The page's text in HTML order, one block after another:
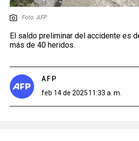
Foto: AFP.
El saldo preliminar del accidente es
más de 40 heridos.
AFP
feb 14 de 202511:33 a. m.